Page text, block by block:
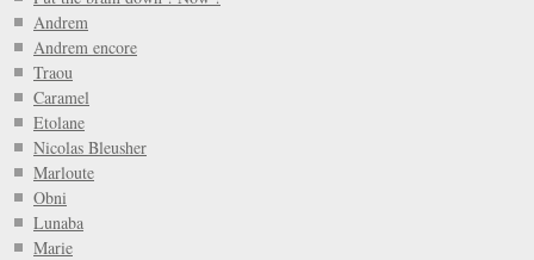
Andrem
Andrem encore
Traou
Caramel
Etolane
Nicolas Bleusher
Marloute
Obni
Lunaba
Marie